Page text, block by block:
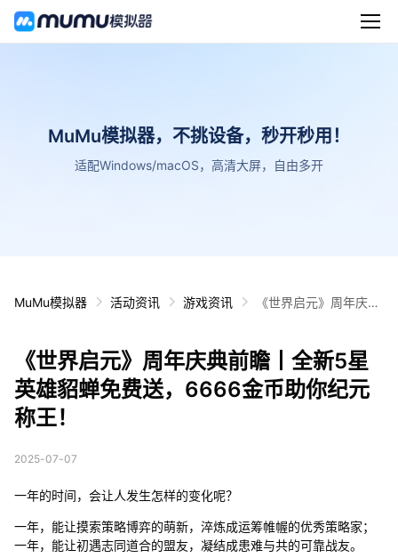
MuMu模拟器，不挑设备，秒开秒用！
适配Windows/macOS，高清大屏，自由多开
MuMu模拟器 活动资讯 游戏资讯
《世界启元》周年庆典
助你纪元称王！
《世界启元》周年庆典前瞻丨全新5星
英雄貂蝉免费送，6666金币助你纪元
称王！
2025-07-07
一年的时间，会让人发生怎样的变化呢？
一年，能让摸索策略博弈的萌新，淬炼成运筹帷幄的优秀策略家；
一年，能让初遇志同道合的盟友，凝结成患难与共的可靠战友。